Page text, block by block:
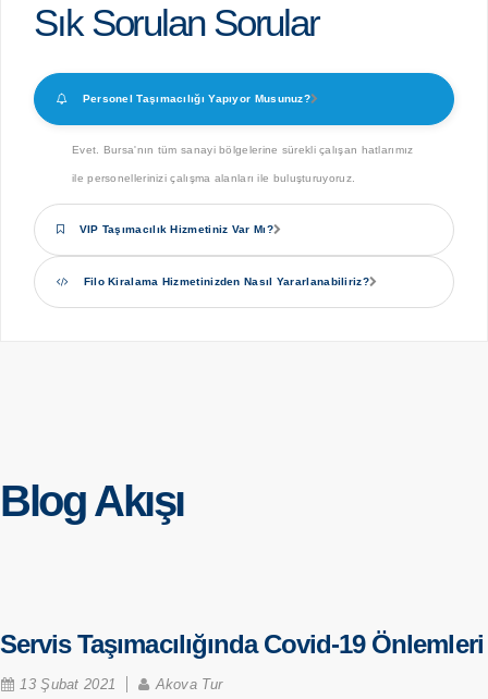
Sık Sorulan Sorular
Personel Taşımacılığı Yapıyor Musunuz?
Evet. Bursa'nın tüm sanayi bölgelerine sürekli çalışan hatlarımız
ile personellerinizi çalışma alanları ile buluşturuyoruz.
VIP Taşımacılık Hizmetiniz Var Mı?
Filo Kiralama Hizmetinizden Nasıl Yararlanabiliriz?
Blog Akışı
Servis Taşımacılığında Covid-19 Önlemleri
13 Şubat 2021 Akova Tur